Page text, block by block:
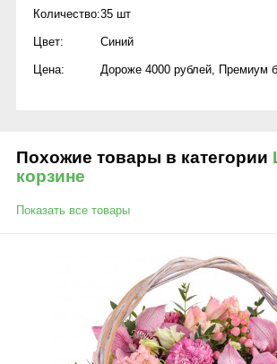
Количество:35 шт
Цвет: Синий
Цена: Дороже 4000 рублей, Премиум
Похожие товары в категории
корзине
Показать все товары